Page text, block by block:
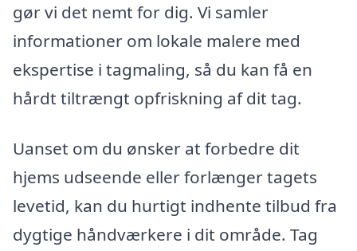
gør vi det nemt for dig. Vi samler
informationer om lokale malere med
ekspertise i tagmaling, så du kan få en
hårdt tiltrængt opfriskning af dit tag.
Uanset om du ønsker at forbedre dit
hjems udseende eller forlænger tagets
levetid, kan du hurtigt indhente tilbud fra
dygtige håndværkere i dit område. Tag